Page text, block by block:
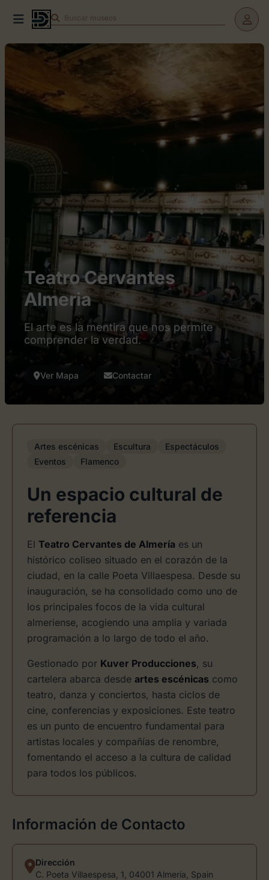
Buscar teatros
Teatro Cervantes
Almeria
El arte es la mentira que nos permite
comprender la verdad.
Ver Mapa Contactar
Artes escénicas Escultura
Espectáculos
Eventos
Flamenco
Un espacio cultural de
referencia
El Teatro Cervantes de Almería es un
histórico coliseo situado en el corazón de la
ciudad, en la calle Poeta Villaespesa. Desde su
inauguración, se ha consolidado como uno de
los principales focos de la vida cultural
almeriense, acogiendo una amplia y variada
programación a lo largo de todo el año.
Gestionado por Kuver Producciones, su
cartelera abarca desde artes escénicas como
teatro, danza y conciertos, hasta ciclos de
cine, conferencias y exposiciones. Este teatro
es un punto de encuentro fundamental para
artistas locales y compañías de renombre,
fomentando el acceso a la cultura de calidad
para todos los públicos.
Información de Contacto
Dirección
C. Poeta Villaespesa, 1, 04001 Almería, Spain